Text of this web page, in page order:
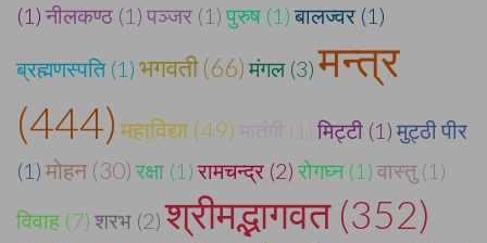
(1) नीलकण्ठ (1) पञ्जर (1) पुरुष (1) बालज्वर (1)
ब्रह्मणस्पति (1) भगवती (66) मंगल (3) मन्त्र
(444) महाविद्या (49) मातंगी (1) मिट्टी (1) मुट्ठी पीर
(1) मोहन (30) रक्षा (1) रामचन्द्र (2) रोगघ्न (1) वास्तु (1)
विवाह (7) शरभ (2) श्रीमद्भागवत (352)